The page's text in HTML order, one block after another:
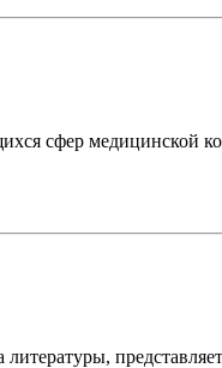
сфер медицинской